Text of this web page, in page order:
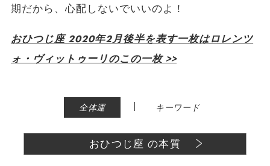
期だから、心配しないでいいのよ！
おひつじ座 2020年2月後半を表す一枚はロレンツ
ォ・ヴィットゥーリのこの一枚 >>
全体運 | キーワード
おひつじ座 の本質